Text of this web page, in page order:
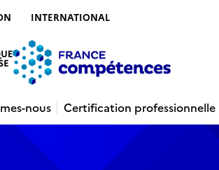
INTERNATIONAL
nous
Certification professionnelle